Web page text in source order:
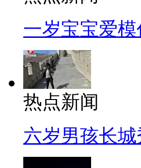
一岁宝宝爱
热点新闻
六岁男孩长